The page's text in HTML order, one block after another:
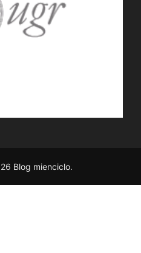
Blog mienciclo.